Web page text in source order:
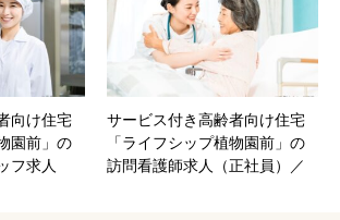
向け住宅
園前」の
フ求人
サービス付き高齢者向け住宅
「ライフシップ植物園前」の
訪問看護師求人（正社員）／